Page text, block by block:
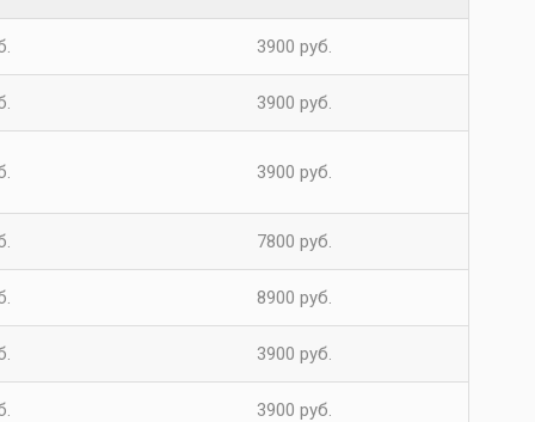
3900 руб.
3900 руб.
3900 руб.
7800 руб.
8900 руб.
3900 руб.
3900 руб.